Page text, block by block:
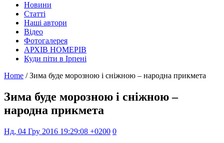
Новини
Статті
Наші автори
Відео
Фотогалерея
АРХІВ НОМЕРІВ
Куди піти в Ірпені
Home / Зима буде морозною і сніжною – народна прикмета
Зима буде морозною і сніжною –
народна прикмета
Нд, 04 Гру 2016 19:29:08 +0200 0